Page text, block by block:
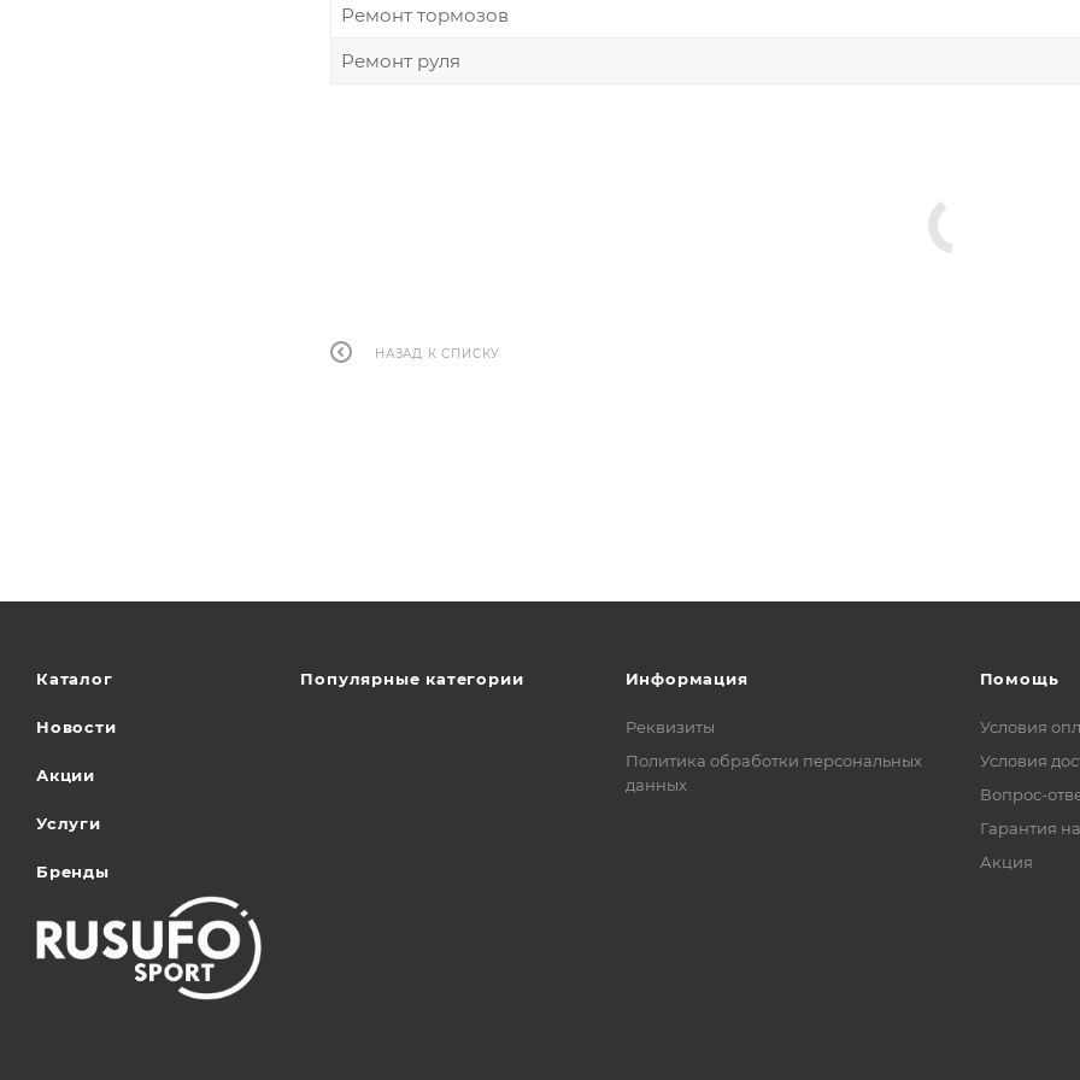
Ремонт тормозов
Ремонт руля
НАЗАД К СПИСКУ
Каталог
Новости
Акции
Услуги
Бренды
Популярные категории Информация
Реквизиты
Политика обработки персональных
данных
Помощь
Условия
Условия
Вопрос-
Гарантия
Акция